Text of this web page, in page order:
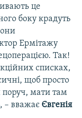
це
боку крадуть
Ермітажу
Так!
списках,
щоб просто
поруч, мати там
– вважає Євгенія